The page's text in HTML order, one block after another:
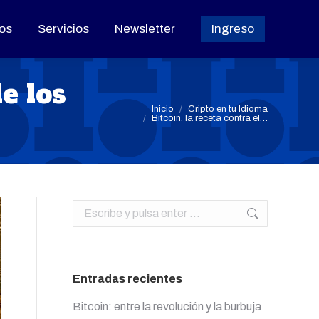
Servicios Newsletter Ingreso
los
Estás aquí: Inicio
Cripto en tu Idioma
Bitcoin, la receta contra el…
Buscar:
Entradas recientes
Bitcoin: entre la revolución y la burbuja
Servicios Newsletter Ingreso